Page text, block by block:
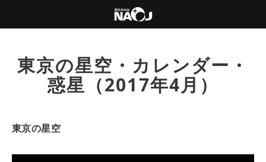
東京の星空・カレンダー・
惑星（2017年4月）
東京の星空